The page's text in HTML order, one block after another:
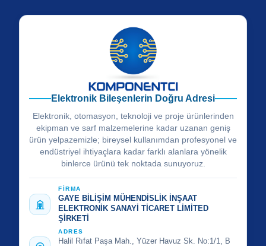
Elektronik Bileşenlerin Doğru Adresi
Elektronik, otomasyon, teknoloji ve proje ürünlerinden
ekipman ve sarf malzemelerine kadar uzanan geniş
ürün yelpazemizle; bireysel kullanımdan profesyonel ve
endüstriyel ihtiyaçlara kadar farklı alanlara yönelik
binlerce ürünü tek noktada sunuyoruz.
FİRMA
GAYE BİLİŞİM MÜHENDİSLİK İNŞAAT
ELEKTRONİK SANAYİ TİCARET LİMİTED
ŞİRKETİ
ADRES
Halil Rıfat Paşa Mah., Yüzer Havuz Sk. No:1/1, B